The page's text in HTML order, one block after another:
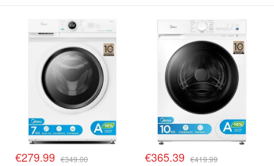
€279.99 €349.00 €365.39 €419.99